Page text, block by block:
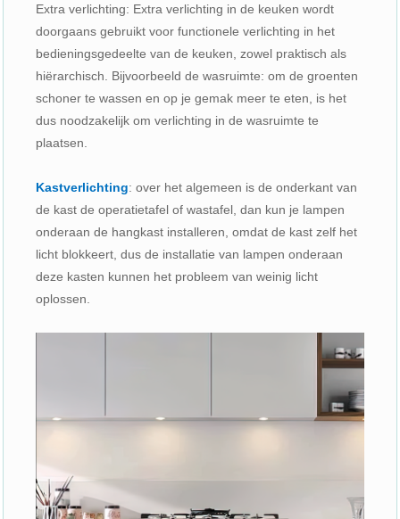
Extra verlichting: Extra verlichting in de keuken wordt
doorgaans gebruikt voor functionele verlichting in het
bedieningsgedeelte van de keuken, zowel praktisch als
hiërarchisch. Bijvoorbeeld de wasruimte: om de groenten
schoner te wassen en op je gemak meer te eten, is het
dus noodzakelijk om verlichting in de wasruimte te
plaatsen.
Kastverlichting: over het algemeen is de onderkant van
de kast de operatietafel of wastafel, dan kun je lampen
onderaan de hangkast installeren, omdat de kast zelf het
licht blokkeert, dus de installatie van lampen onderaan
deze kasten kunnen het probleem van weinig licht
oplossen.